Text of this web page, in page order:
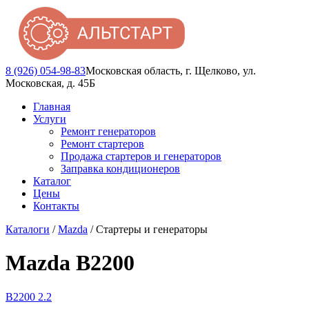
8 (926) 054-98-83Московская область, г. Щелково, ул.
Московская, д. 45Б
Главная
Услуги
Ремонт генераторов
Ремонт стартеров
Продажа стартеров и генераторов
Заправка кондиционеров
Каталог
Цены
Контакты
Каталоги /Mazda / Стартеры и генераторы
Mazda B2200
B2200 2.2